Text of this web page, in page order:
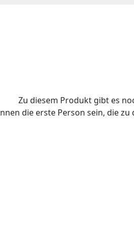
beige
Zu diesem Produkt gibt es
die erste Person sein, die